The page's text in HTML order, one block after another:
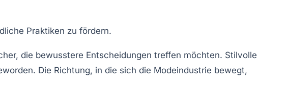
Praktiken zu fördern.
die bewusstere Entscheidungen treffen möchten. Stilvolle
Die Richtung, in die sich die Modeindustrie bewegt,